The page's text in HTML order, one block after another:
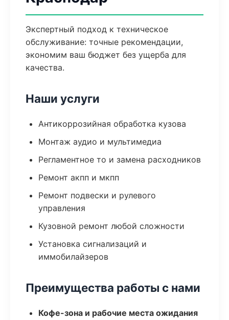
Экспертный подход к техническое
обслуживание: точные рекомендации,
экономим ваш бюджет без ущерба для
качества.
Наши услуги
Антикоррозийная обработка кузова
Монтаж аудио и мультимедиа
Регламентное то и замена расходников
Ремонт акпп и мкпп
Ремонт подвески и рулевого
управления
Кузовной ремонт любой сложности
Установка сигнализаций и
иммобилайзеров
Преимущества работы с нами
Кофе-зона и рабочие места ожидания